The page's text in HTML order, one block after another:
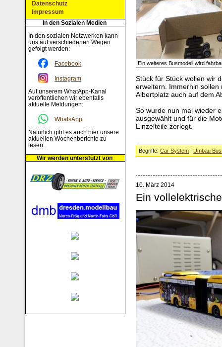
Ein weiteres Busmodell wird
Stück für Stück wollen wir
erweitern. Immerhin
Albertplatz auch auf dem
So wurde nun mal wieder
ausgewählt und für die
Einzelteile zerlegt.
Begriffe:Car System |Umbau
10. März 2014
Ein
Datenschutz
Impressum
In den Sozialen Medien
In den sozialen Netzwerken kann
uns auf verschiedenen Wegen
gefolgt werden:
Facebook
Instagram
Auf unserem WhatApp-Kanal
veröffentlichen wir ebenfalls
aktuelle Meldungen:
WhatsApp
Natürlich gibt es auch hier unsere
aktuellen Wochenberichte zu
lesen.
Wir werden unterstützt von